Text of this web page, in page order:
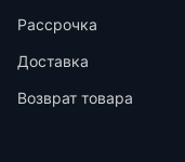
Рассрочка
Доставка
Возврат товара